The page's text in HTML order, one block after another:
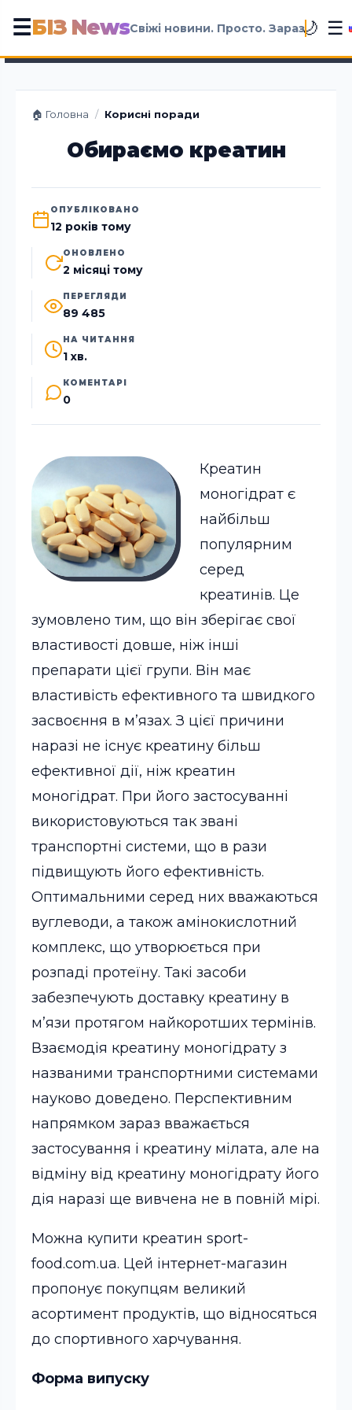
☰БІЗ NewsСвіжі новини. Просто. Зараз🌙 ☰
🏠 Головна / Корисні поради
Обираємо креатин
ОПУБЛІКОВАНО
12 років тому
ОНОВЛЕНО
2 місяці тому
ПЕРЕГЛЯДИ
89 485
НА ЧИТАННЯ
1 хв.
КОМЕНТАРІ
0
Креатин
моногідрат є
найбільш
популярним
серед
креатинів. Це
зумовлено тим, що він зберігає свої
властивості довше, ніж інші
препарати цієї групи. Він має
властивість ефективного та швидкого
засвоєння в м’язах. З цієї причини
наразі не існує креатину більш
ефективної дії, ніж креатин
моногідрат. При його застосуванні
використовуються так звані
транспортні системи, що в рази
підвищують його ефективність.
Оптимальними серед них вважаються
вуглеводи, а також амінокислотний
комплекс, що утворюється при
розпаді протеїну. Такі засоби
забезпечують доставку креатину в
м’язи протягом найкоротших термінів.
Взаємодія креатину моногідрату з
названими транспортними системами
науково доведено. Перспективним
напрямком зараз вважається
застосування і креатину мілата, але на
відміну від креатину моногідрату його
дія наразі ще вивчена не в повній мірі.
Можна купити креатин sport-
food.com.ua. Цей інтернет-магазин
пропонує покупцям великий
асортимент продуктів, що відносяться
до спортивного харчування.
Форма випуску